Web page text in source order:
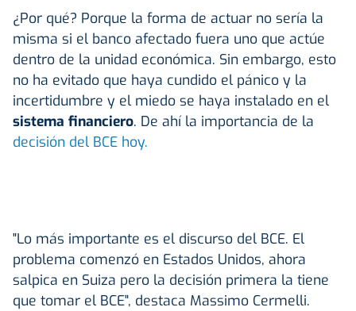
¿Por qué? Porque la forma de actuar no sería la
misma si el banco afectado fuera uno que actúe
dentro de la unidad económica. Sin embargo, esto
no ha evitado que haya cundido el pánico y la
incertidumbre y el miedo se haya instalado en el
sistema financiero. De ahí la importancia de la
decisión del BCE hoy.
"Lo más importante es el discurso del BCE. El
problema comenzó en Estados Unidos, ahora
salpica en Suiza pero la decisión primera la tiene
que tomar el BCE", destaca Massimo Cermelli.